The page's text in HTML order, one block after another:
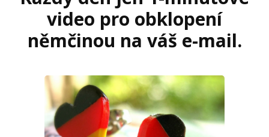
video pro obklopení
němčinou na váš e-mail.